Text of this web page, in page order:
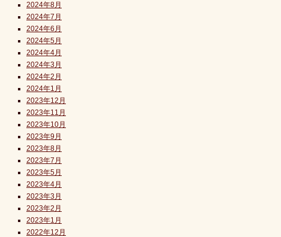
2024年8月
2024年7月
2024年6月
2024年5月
2024年4月
2024年3月
2024年2月
2024年1月
2023年12月
2023年11月
2023年10月
2023年9月
2023年8月
2023年7月
2023年5月
2023年4月
2023年3月
2023年2月
2023年1月
2022年12月